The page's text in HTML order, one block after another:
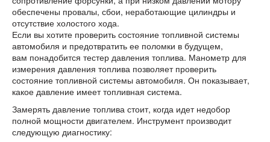
обеспечены провалы, сбои, неработающие цилиндры и
отсутствие холостого хода.
Если вы хотите проверить состояние топливной системы
автомобиля и предотвратить ее поломки в будущем,
вам понадобится тестер давления топлива. Манометр для
измерения давления топлива позволяет проверить
состояние топливной системы автомобиля. Он показывает,
какое давление имеет топливная система.
Замерять давление топлива стоит, когда идет недобор
полной мощности двигателем. Инструмент производит
следующую диагностику: